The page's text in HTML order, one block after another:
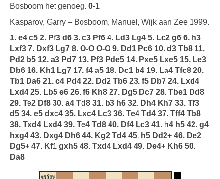
Bosboom het genoeg. 0-1
Kasparov, Garry – Bosboom, Manuel, Wijk aan Zee 1999.
1. e4 c5 2. Pf3 d6 3. c3 Pf6 4. Ld3 Lg4 5. Lc2 g6 6. h3
Lxf3 7. Dxf3 Lg7 8. O-O O-O 9. Dd1 Pc6 10. d3 Tb8 11.
Pd2 b5 12. a3 Pd7 13. Pf3 Pde5 14. Pxe5 Lxe5 15. Le3
Db6 16. Kh1 Lg7 17. f4 a5 18. Dc1 b4 19. La4 Tfc8 20.
Tb1 Da6 21. c4 Pd4 22. Dd2 Tb6 23. f5 Db7 24. Lxd4
Lxd4 25. Lb5 e6 26. f6 Kh8 27. Dg5 Dc7 28. Tbe1 Dd8
29. Te2 Df8 30. a4 Td8 31. b3 h6 32. Dh4 Kh7 33. Tf3
d5 34. e5 dxc4 35. Lxc4 Lc3 36. Te4 Td4 37. Tff4 Tb8
38. Txd4 Lxd4 39. Te4 Td8 40. Df4 Lc3 41. h4 h5 42. g4
hxg4 43. Dxg4 Dh6 44. Kg2 Td4 45. h5 Dd2+ 46. De2
Dg5+ 47. Kf1 gxh5 48. Txd4 Lxd4 49. De4+ Kh6 50.
Da8